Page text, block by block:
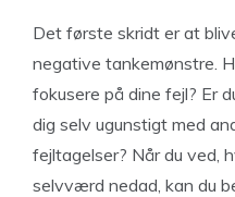
Det første skridt er at
negative tankemønstre.
fokusere på dine fejl? Er
dig selv ugunstigt med
fejltagelser? Når du ved,
selvværd nedad, kan du